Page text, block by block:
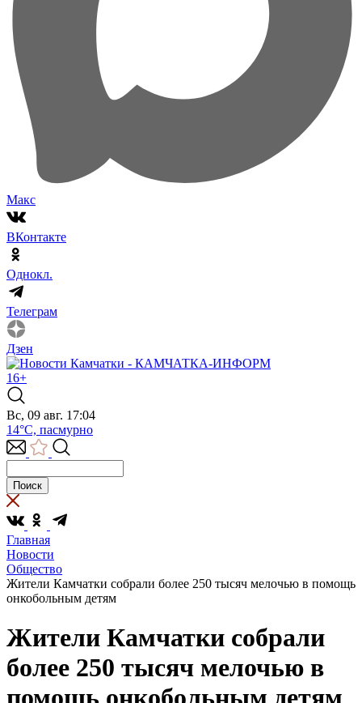
Макс
ВКонтакте
Однокл.
Телеграм
Дзен
16+
Вс, 09 авг. 17:04
14°C, пасмурно
Главная
Новости
Общество
Жители Камчатки собрали более 250 тысяч мелочью в помощь
онкобольным детям
Жители Камчатки собрали
более 250 тысяч мелочью в